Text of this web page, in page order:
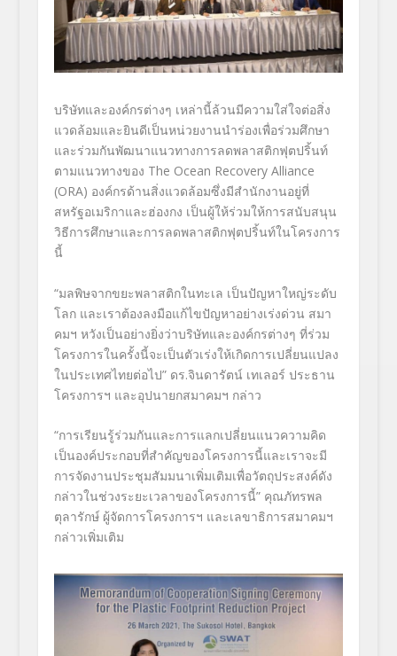
บริษัทและองค์กรต่างๆ เหล่านี้ล้วนมีความใส่ใจต่อสิ่ง
แวดล้อมและยินดีเป็นหน่วยงานนำร่องเพื่อร่วมศึกษา
และร่วมกันพัฒนาแนวทางการลดพลาสติกฟุตปริ้นท์
ตามแนวทางของ The Ocean Recovery Alliance
(ORA) องค์กรด้านสิ่งแวดล้อมซึ่งมีสำนักงานอยู่ที่
สหรัฐอเมริกาและฮ่องกง เป็นผู้ให้ร่วมให้การสนับสนุน
วิธีการศึกษาและการลดพลาสติกฟุตปริ้นท์ในโครงการ
นี้
“มลพิษจากขยะพลาสติกในทะเล เป็นปัญหาใหญ่ระดับ
โลก และเราต้องลงมือแก้ไขปัญหาอย่างเร่งด่วน สมา
คมฯ หวังเป็นอย่างยิ่งว่าบริษัทและองค์กรต่างๆ ที่ร่วม
โครงการในครั้งนี้จะเป็นตัวเร่งให้เกิดการเปลี่ยนแปลง
ในประเทศไทยต่อไป” ดร.จินดารัตน์ เทเลอร์ ประธาน
โครงการฯ และอุปนายกสมาคมฯ กล่าว
“การเรียนรู้ร่วมกันและการแลกเปลี่ยนแนวความคิด
เป็นองค์ประกอบที่สำคัญของโครงการนี้และเราจะมี
การจัดงานประชุมสัมมนาเพิ่มเติมเพื่อวัตถุประสงค์ดัง
กล่าวในช่วงระยะเวลาของโครงการนี้”คุณภัทรพล
ตุลารักษ์ ผู้จัดการโครงการฯ และเลขาธิการสมาคมฯ
กล่าวเพิ่มเติม